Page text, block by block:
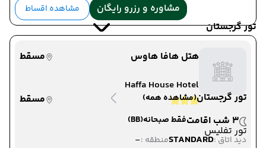
تور گرجستان
تور گرجستان(مشاهده همه)
تور تفلیس
مشاوره و رزرو رایگان مشاهده اقساط
هتل هافا هاوس
مسقط
Haffa House Hotel
مسقط
3 شب اقامت
فقط صبحانه(BB)
دید اتاق :STANDARDمنطقه :-